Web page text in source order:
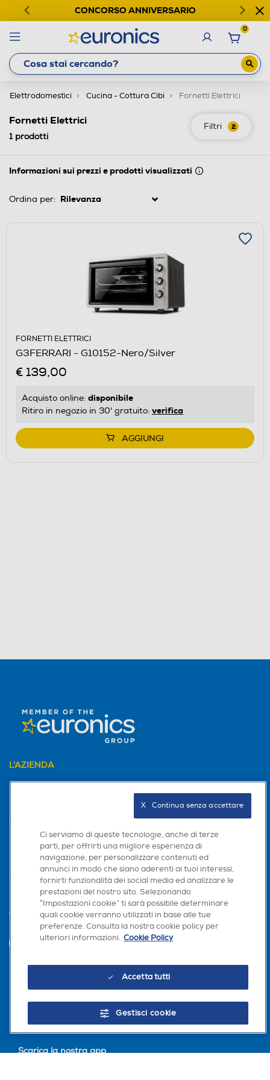
CONCORSO ANNIVERSARIO
0
Elettrodomestici Cucina - Cottura Cibi Fornetti Elettrici
Filtri 2
Fornetti Elettrici
1prodotti
Informazioni sui prezzi e prodotti visualizzati
Ordina per:
FORNETTI ELETTRICI
G3FERRARI - G10152-Nero/Silver
€ 139,00
Acquisto online: disponibile
Ritiro in negozio in 30' gratuito: verifica
AGGIUNGI
L'AZIENDA
AREA CLIENTI
Trova negozio
Seguici sui social
Scarica la nostra app
Ci serviamo di queste tecnologie, anche di terze
parti, per offrirti una migliore esperienza di
navigazione, per personalizzare contenuti ed
annunci in modo che siano aderenti ai tuoi interessi,
fornirti funzionalità dei social media ed analizzare le
prestazioni del nostro sito. Selezionando
“Impostazioni cookie” ti sarà possibile determinare
quali cookie verranno utilizzati in base alle tue
preferenze. Consulta la nostra cookie policy per
ulteriori informazioni. Cookie Policy
Accetta tutti
Gestisci cookie
X   Continua senza accettare